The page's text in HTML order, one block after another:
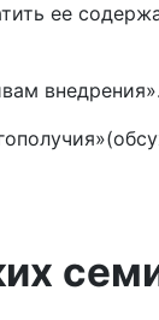
ее
внедрения».